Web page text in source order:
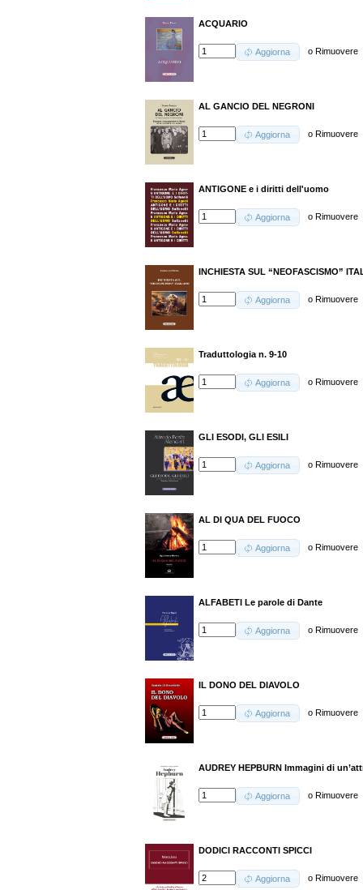
ACQUARIO
Aggiorna oRimuovere
AL GANCIO DEL NEGRONI
Aggiorna oRimuovere
ANTIGONE e i diritti dell'uomo
Aggiorna oRimuovere
INCHIESTA SUL “NEOFASCISMO”
Aggiorna oRimuovere
Traduttologia n. 9-10
Aggiorna oRimuovere
GLI ESODI, GLI ESILI
Aggiorna oRimuovere
AL DI QUA DEL FUOCO
Aggiorna oRimuovere
ALFABETI Le parole di Dante
Aggiorna oRimuovere
IL DONO DEL DIAVOLO
Aggiorna oRimuovere
AUDREY HEPBURN Immagini di
Aggiorna oRimuovere
DODICI RACCONTI SPICCI
Aggiorna oRimuovere